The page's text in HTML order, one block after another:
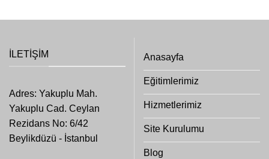
İLETIŞIM
Adres: Yakuplu Mah.
Yakuplu Cad. Ceylan
Rezidans No: 6/42
Beylikdüzü - İstanbul
Anasayfa
Eğitimlerimiz
Hizmetlerimiz
Site Kurulumu
Blog